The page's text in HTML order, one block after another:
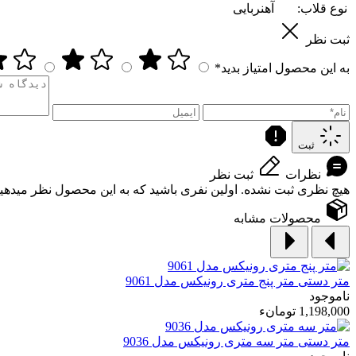
نوع قلاب: آهنربایی
ثبت نظر
به این محصول امتیاز بدید*
ثبت
نظرات
ثبت نظر
هیچ نظری ثبت نشده. اولین نفری باشید که به این محصول نظر
محصولات مشابه
متر دستی متر پنج متری رونیکس مدل 9061
ناموجود
1,198,000 تومانء
متر دستی متر سه متری رونیکس مدل 9036